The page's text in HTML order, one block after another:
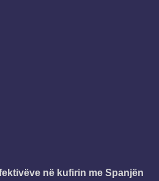
në kufirin me Spanjën